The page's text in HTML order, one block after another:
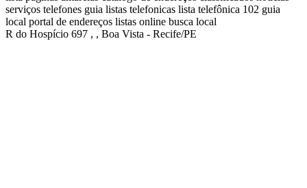
serviços telefones guia listas telefonicas lista telefônica 102 guia
local portal de endereços listas online busca local
R do Hospício 697 , , Boa Vista - Recife/PE